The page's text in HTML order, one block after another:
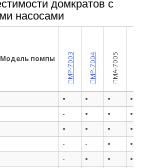
насосами
помпы ПМР-7003 ПМР-7004 ПМА-7005
• • • •
- • • •
• • • •
- - • •
- • • •